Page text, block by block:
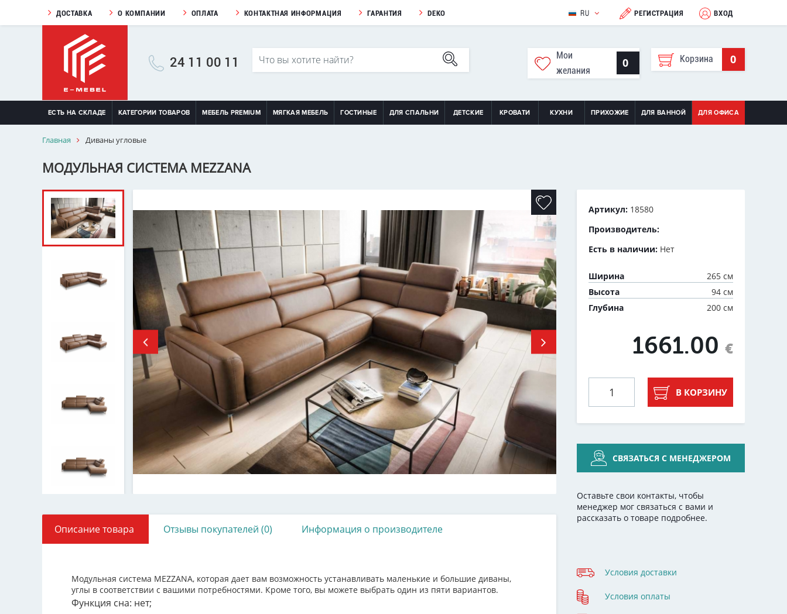
ДОСТАВКА О КОМПАНИИ ОПЛАТА КОНТАКТНАЯ ИНФОРМАЦИЯ ГАРАНТИЯ DEKO RU РЕГИСТРАЦИЯ ВХОД
24 11 00 11
Мои
желания
0 Корзина 0
ЕСТЬ НА СКЛАДЕ КАТЕГОРИИ ТОВАРОВ МЕБЕЛЬ PREMIUM МЯГКАЯ МЕБЕЛЬ ГОСТИНЫЕ ДЛЯ СПАЛЬНИ ДЕТСКИЕ КРОВАТИ КУХНИ ПРИХОЖИЕ ДЛЯ ВАННОЙ ДЛЯ ОФИСА
Главная Диваны угловые
МОДУЛЬНАЯ СИСТЕМА MEZZANA
Артикул: 18580
Производитель:
Есть в наличии: Нет
Ширина
265 см
Высота
94 см
Глубина
200 см
1661.00 €
В КОРЗИНУ
СВЯЗАТЬСЯ С МЕНЕДЖЕРОМ
Оставьте свои контакты, чтобы
менеджер мог связаться с вами и
рассказать о товаре подробнее.
Условия доставки
Условия оплаты
Описание товара
Модульная система MEZZANA, которая дает вам возможность устанавливать маленькие и большие диваны,
углы в соответствии с вашими потребностями. Кроме того, вы можете выбрать один из пяти вариантов.
Функция сна: нет;
Отзывы покупателей (0) Информация о производителе